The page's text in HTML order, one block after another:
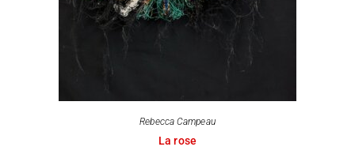
Rebecca Campeau
La rose